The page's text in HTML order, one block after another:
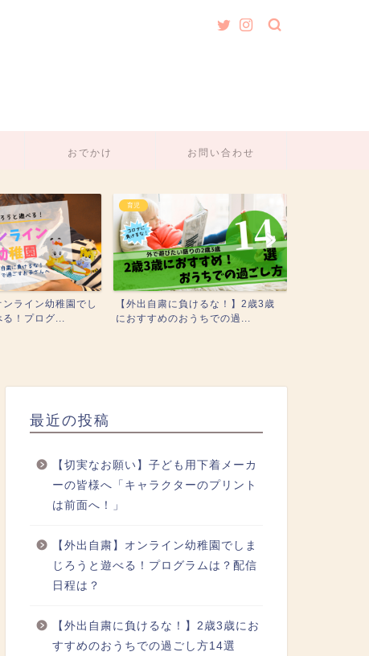
おでかけ お問い合わせ
ンライン幼稚園でし
る！プログ...
育児
【外出自粛に負けるな！】2歳3歳
におすすめのおうちでの過...
最近の投稿
【切実なお願い】子ども用下着メーカ
ーの皆様へ「キャラクターのプリント
は前面へ！」
【外出自粛】オンライン幼稚園でしま
じろうと遊べる！プログラムは？配信
日程は？
【外出自粛に負けるな！】2歳3歳にお
すすめのおうちでの過ごし方14選